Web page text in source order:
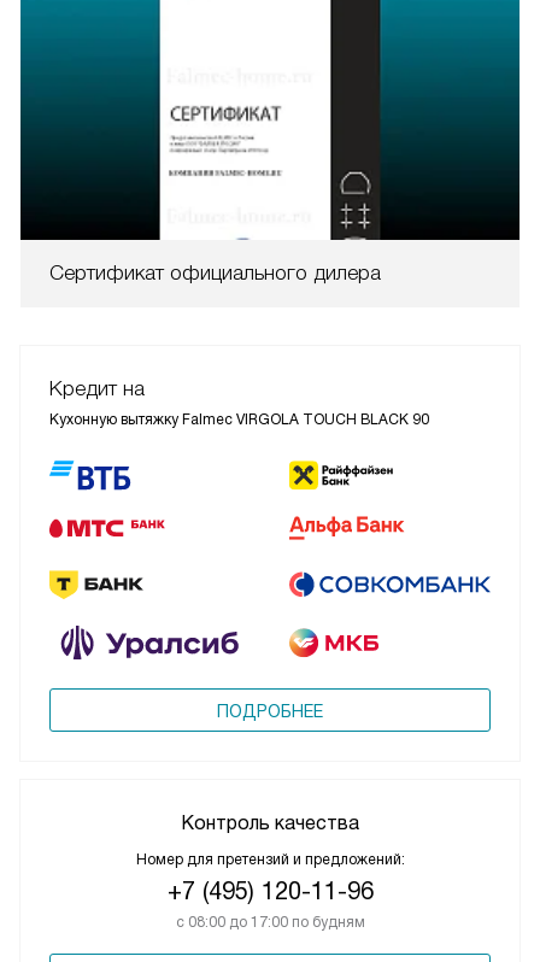
Сертификат официального дилера
Кредит на
Кухонную вытяжку Falmec VIRGOLA TOUCH BLACK 90
ПОДРОБНЕЕ
Контроль качества
Номер для претензий и предложений:
+7 (495) 120-11-96
с 08:00 до 17:00 по будням